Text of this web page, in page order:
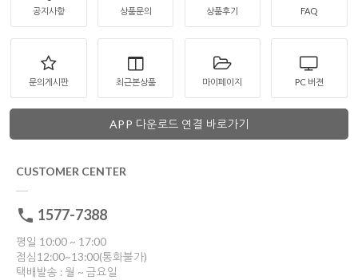
공지사항 상품문의 상품후기 FAQ
문의게시판 최근본상품 마이페이지 PC 버젼
APP 다운로드 연결 바로가기
CUSTOMER CENTER
1577-7388
평일 10:00 ~ 17:00
점심12:00~13:00(통화불가)
택배발송 : 월 ~ 금요일